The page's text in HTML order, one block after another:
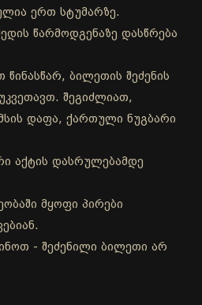
ერთ სტუმარზე.
წარმოდგენაზე დასწრება
წინასწარ, ბილეთის შეძენის
შეგიძლიათ,
დაფა, ქართული ნუგბარი
აქტის დასრულებამდე
მყოფი პირები
- შეძენილი ბილეთი არ